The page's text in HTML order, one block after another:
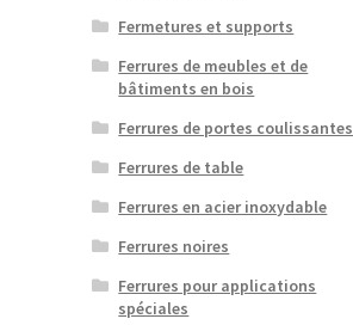
Fermetures et supports
Ferrures de meubles et de
bâtiments en bois
Ferrures de portes coulissantes
Ferrures de table
Ferrures en acier inoxydable
Ferrures noires
Ferrures pour applications
spéciales